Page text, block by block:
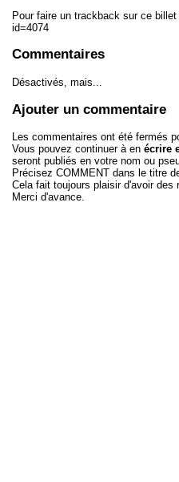
Pour faire un trackback sur ce
id=4074
Commentaires
Désactivés, mais...
Ajouter un commentaire
Les commentaires ont été fermés
Vous pouvez continuer à en écrire
seront publiés en votre nom ou
Précisez COMMENT dans le titre
Cela fait toujours plaisir d'avoir des
Merci d'avance.